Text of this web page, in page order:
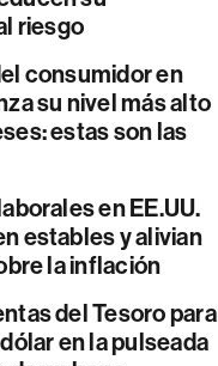
riesgo
consumidor en
su nivel más alto
estas son las
en EE.UU.
estables y alivian
la inflación
del Tesoro para
en la pulseada